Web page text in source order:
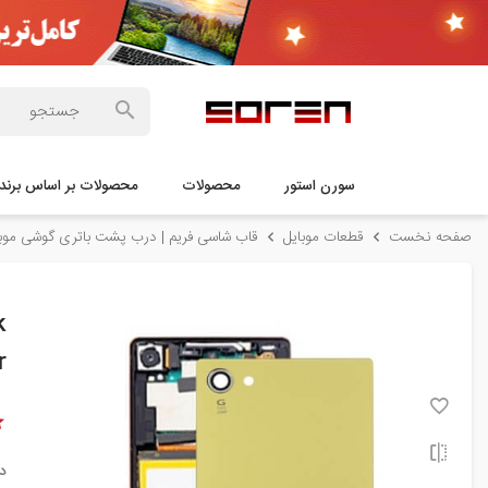
سورن استور محصولات محصولات بر اساس
صفحه نخست قطعات موبایل قاب شاسی فریم | درب پشت باتری گوشی